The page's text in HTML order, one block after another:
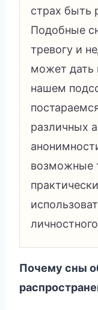
страх быть
Подобные
тревогу и
может дать
нашем
различных
возможные
Почему сны